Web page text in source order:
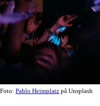
Foto: Pablo Heimplatz på Unsplash